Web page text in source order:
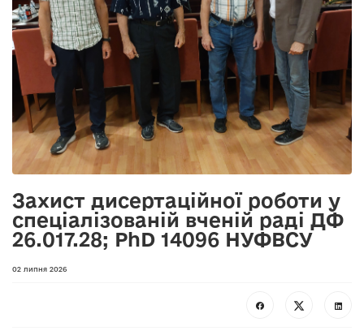
Захист дисертаційної роботи у
спеціалізованій вченій раді ДФ
26.017.28; PhD 14096 НУФВСУ
02 липня 2026